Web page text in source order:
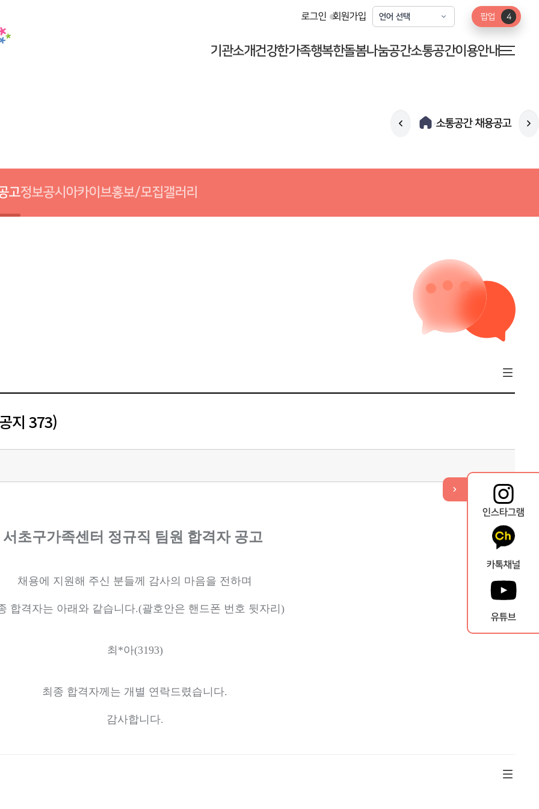
로그인 회원가입
기관소개건강한가족행복한돌봄나눔공간소통공간이용안내
공지사항
›소통공간›채용공고
정
고정보공시 아카이브홍보/모집갤러리
지 373)
서초구가족센터 정규직 팀원 합격자 공고
채용에 지원해 주신 분들께 감사의 마음을 전하며
합격자는 아래와 같습니다.(괄호안은 핸드폰 번호 뒷자리 )
최*아(3193)
최종 합격자께는 개별 연락드렸습니다.
감사합니다.
인스타그램
카톡채널
유튜브
팝업 4